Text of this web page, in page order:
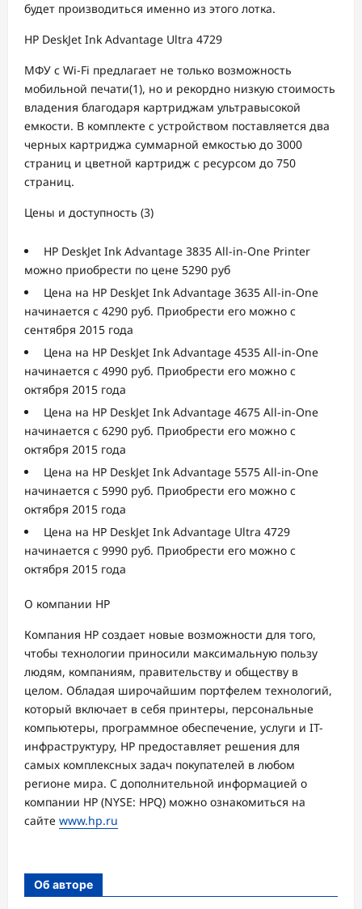
будет производиться именно из этого лотка.
HP DeskJet Ink Advantage Ultra 4729
МФУ с Wi-Fi предлагает не только возможность
мобильной печати(1), но и рекордно низкую стоимость
владения благодаря картриджам ультравысокой
емкости. В комплекте с устройством поставляется два
черных картриджа суммарной емкостью до 3000
страниц и цветной картридж с ресурсом до 750
страниц.
Цены и доступность (3)
​ HP DeskJet Ink Advantage 3835 All-in-One Printer
можно приобрести по цене 5290 руб
​ Цена на HP DeskJet Ink Advantage 3635 All-in-One
начинается с 4290 руб. Приобрести его можно с
сентября 2015 года
​ Цена на HP DeskJet Ink Advantage 4535 All-in-One
начинается с 4990 руб. Приобрести его можно с
октября 2015 года
​ Цена на HP DeskJet Ink Advantage 4675 All-in-One
начинается с 6290 руб. Приобрести его можно с
октября 2015 года
​ Цена на HP DeskJet Ink Advantage 5575 All-in-One
начинается с 5990 руб. Приобрести его можно с
октября 2015 года
​ Цена на HP DeskJet Ink Advantage Ultra 4729
начинается с 9990 руб. Приобрести его можно с
октября 2015 года
О компании HP
Компания HP создает новые возможности для того,
чтобы технологии приносили максимальную пользу
людям, компаниям, правительству и обществу в
целом. Обладая широчайшим портфелем технологий,
который включает в себя принтеры, персональные
компьютеры, программное обеспечение, услуги и IT-
инфраструктуру, HP предоставляет решения для
самых комплексных задач покупателей в любом
регионе мира. С дополнительной информацией о
компании HP (NYSE: HPQ) можно ознакомиться на
сайте www.hp.ru
Об авторе